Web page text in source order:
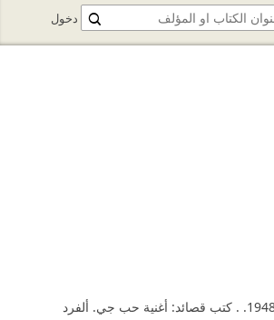
وُلد توماس ستيرنز إليوت (ت.س. إليوت) في 26 سبتمبر 1888. شاعر ومسرحي وناقد أدبي حائز على جائزة نوبل في الأدب في 1948. . كتب قصائد: أغنية حب جي. ألفرد
دخول